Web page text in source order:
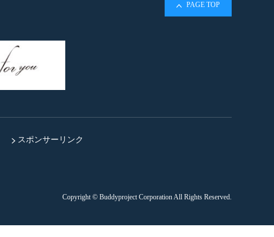
PAGE TOP
スポンサーリンク
Copyright © Buddyproject Corporation All Rights Reserved.